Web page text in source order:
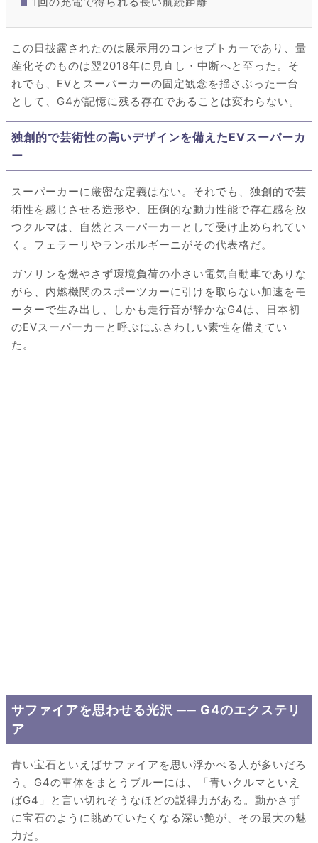
この日披露されたのは展示用のコンセプトカーであり、量
産化そのものは翌2018年に見直し・中断へと至った。そ
れでも、EVとスーパーカーの固定観念を揺さぶった一台
として、G4が記憶に残る存在であることは変わらない。
独創的で芸術性の高いデザインを備えたEVスーパーカ
ー
スーパーカーに厳密な定義はない。それでも、独創的で芸
術性を感じさせる造形や、圧倒的な動力性能で存在感を放
つクルマは、自然とスーパーカーとして受け止められてい
く。フェラーリやランボルギーニがその代表格だ。
ガソリンを燃やさず環境負荷の小さい電気自動車でありな
がら、内燃機関のスポーツカーに引けを取らない加速をモ
ーターで生み出し、しかも走行音が静かなG4は、日本初
のEVスーパーカーと呼ぶにふさわしい素性を備えてい
た。
サファイアを思わせる光沢 ── G4のエクステリ
ア
青い宝石といえばサファイアを思い浮かべる人が多いだろ
う。G4の車体をまとうブルーには、「青いクルマといえ
ばG4」と言い切れそうなほどの説得力がある。動かさず
に宝石のように眺めていたくなる深い艶が、その最大の魅
力だ。